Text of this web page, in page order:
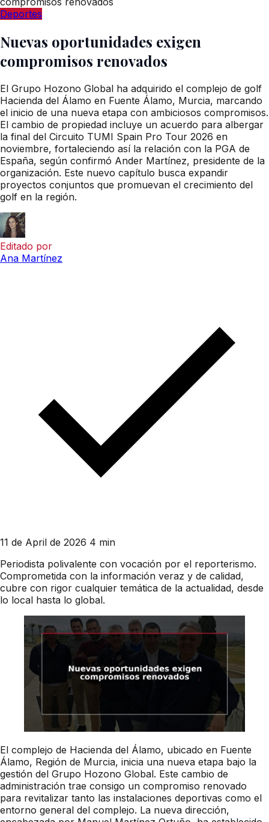
Deportes
Nuevas oportunidades exigen
compromisos renovados
El Grupo Hozono Global ha adquirido el complejo de golf
Hacienda del Álamo en Fuente Álamo, Murcia, marcando
el inicio de una nueva etapa con ambiciosos compromisos.
El cambio de propiedad incluye un acuerdo para albergar
la final del Circuito TUMI Spain Pro Tour 2026 en
noviembre, fortaleciendo así la relación con la PGA de
España, según confirmó Ander Martínez, presidente de la
organización. Este nuevo capítulo busca expandir
proyectos conjuntos que promuevan el crecimiento del
golf en la región.
Editado por
Ana Martínez
11 de April de 2026 4 min
Periodista polivalente con vocación por el reporterismo.
Comprometida con la información veraz y de calidad,
cubre con rigor cualquier temática de la actualidad, desde
lo local hasta lo global.
El complejo de Hacienda del Álamo, ubicado en Fuente
Álamo, Región de Murcia, inicia una nueva etapa bajo la
gestión del Grupo Hozono Global. Este cambio de
administración trae consigo un compromiso renovado
para revitalizar tanto las instalaciones deportivas como el
entorno general del complejo. La nueva dirección,